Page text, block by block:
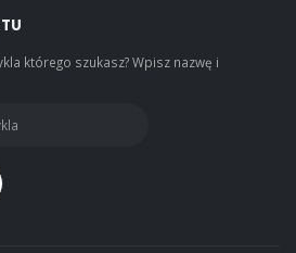
którego szukasz? Wpisz nazwę i